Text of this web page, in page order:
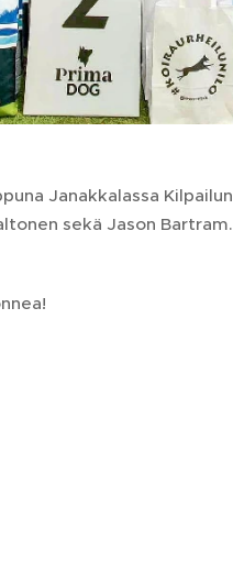
Janakkalassa Kilpailun
sekä Jason Bartram.